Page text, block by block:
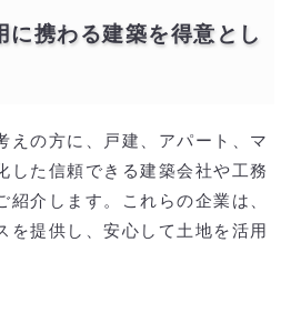
に携わる建築を得意とし
えの方に、戸建、アパート、マ
した信頼できる建築会社や工務
紹介します。これらの企業は、
を提供し、安心して土地を活用